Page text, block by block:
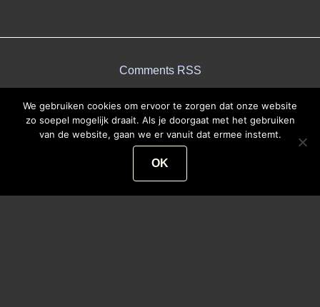
Comments RSS
We gebruiken cookies om ervoor te zorgen dat onze website
zo soepel mogelijk draait. Als je doorgaat met het gebruiken
van de website, gaan we er vanuit dat ermee instemt.
OK